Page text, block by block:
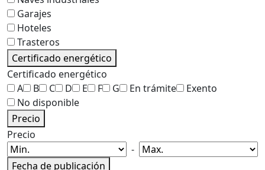
Garajes
Hoteles
Trasteros
Certificado energético
Certificado energético
A
B C D E F G En trámite
Exento
No disponible
Precio
Precio
-
Fecha de publicación